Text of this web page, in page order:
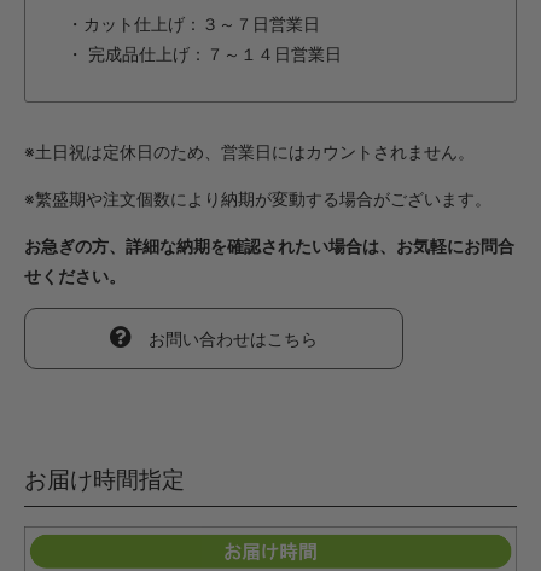
・カット仕上げ：３～７日営業日
・ 完成品仕上げ：７～１４日営業日
※土日祝は定休日のため、営業日にはカウントされません。
※繁盛期や注文個数により納期が変動する場合がございます。
お急ぎの方、詳細な納期を確認されたい場合は、お気軽にお問合
せください。
お問い合わせはこちら
お届け時間指定